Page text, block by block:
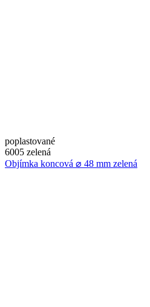
poplastované
6005 zelená
Objímka koncová ⌀ 48 mm zelená